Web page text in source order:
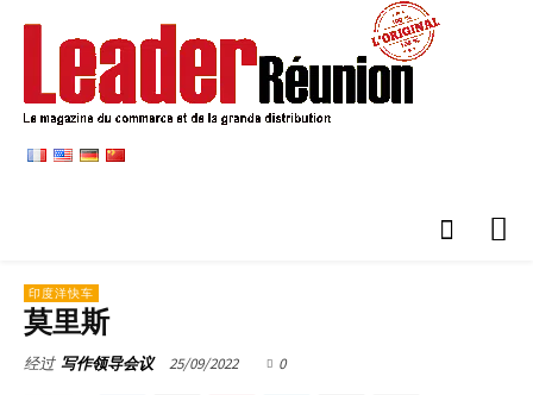
印度洋快车
莫里斯
经过 写作领导会议 25/09/2022 0